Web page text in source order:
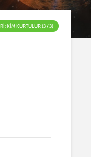
KIM KURTULUR (3 / 3)